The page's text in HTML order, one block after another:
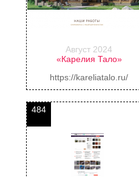
Август 2024
«Карелия Тало»
https://kareliatalo.ru/
484